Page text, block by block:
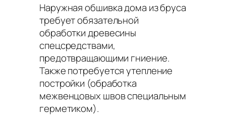
Наружная обшивка дома из бруса
требует обязательной
обработки древесины
спецсредствами,
предотвращающими гниение.
Также потребуется утепление
постройки (обработка
межвенцовых швов специальным
герметиком).